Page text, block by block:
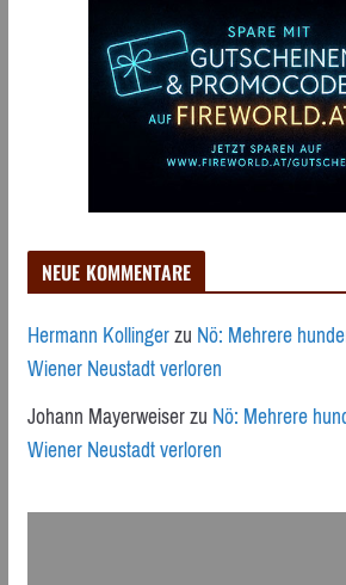
NEUE KOMMENTARE
Hermann KollingerzuNö: Mehrere
Wiener Neustadt verloren
Johann MayerweiserzuNö: Mehrere
Wiener Neustadt verloren